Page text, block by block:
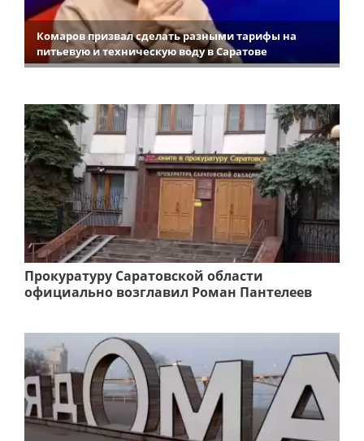
Комаров призвал сделать разными тарифы на
питьевую и техническую воду в Саратове
Прокуратуру Саратовской области
официально возглавил Роман Пантелеев